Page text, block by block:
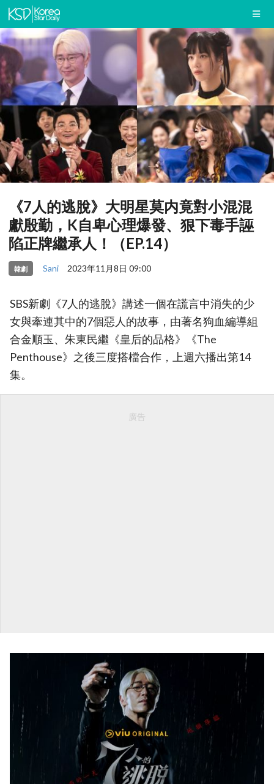
《7人的逃脫》大明星莫内竟對小混混
獻殷勤，K自卑心理爆發、狠下毒手誣
陷正牌繼承人！（EP.14）
韓劇 Sani 2023年11月8日 09:00
SBS新劇《7人的逃脫》講述一個在謊言中消失的少
女與牽連其中的7個惡人的故事，由著名狗血編導組
合金順玉、朱東民繼《皇后的品格》《The
Penthouse》之後三度搭檔合作，上週六播出第14
集。
廣告